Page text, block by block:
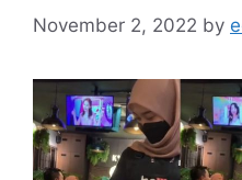
November 2, 2022 by